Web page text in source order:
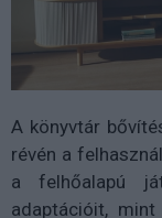
A könyvtár
révén a
a felhőalapú
adaptációit,